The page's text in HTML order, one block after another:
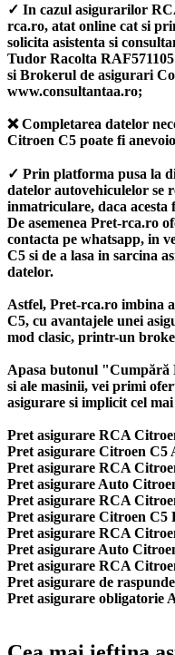
✓ In cazul asigurarilor
rca.ro, atat online cat si
solicita asistenta si
Tudor Racolta
si Brokerul de asigurari
www.consultantaa.ro;
❌ Completarea datelor
Citroen C5 poate fi
✓ Prin platforma pusa la
datelor autovehiculelor se
inmatriculare, daca acesta
De asemenea Pret-rca.ro
contacta pe whatsapp, in
C5 si de a lasa in sarcina
datelor.
Astfel, Pret-rca.ro imbina
C5, cu avantajele unei
mod clasic, printr-un
Apasa butonul "Cumpără
si ale masinii, vei primi
asigurare si implicit cel
Pret asigurare RCA
Pret asigurare Citroen C5
Pret asigurare RCA
Pret asigurare Auto
Pret asigurare RCA
Pret asigurare Citroen C5
Pret asigurare RCA
Pret asigurare Auto
Pret asigurare RCA
Pret asigurare de
Pret asigurare obligatorie